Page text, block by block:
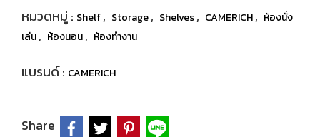
หมวดหมู่ : Shelf, Storage, Shelves, CAMERICH, ห้องนั่ง
เล่น, ห้องนอน, ห้องทำงาน
แบรนด์ : CAMERICH
Share